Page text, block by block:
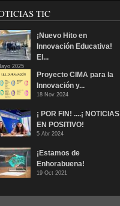
TIC
¡Nuevo Hito en
Innovación Educativa!
El...
2025
Proyecto CIMA para la
Innovación y...
18 Nov 2024
¡ POR FIN! ....¡ NOTICIAS
EN POSITIVO!
5 Abr 2024
¡Estamos de
Enhorabuena!
19 Oct 2021